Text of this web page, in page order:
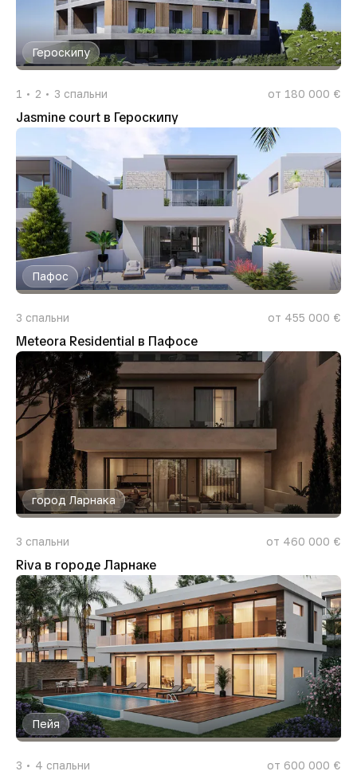
Героскипу
1 2 3 спальни от 180 000 €
Jasmine court в Героскипу
Пафос
3 спальни от 455 000 €
Meteora Residential в Пафосе
город Ларнака
3 спальни от 460 000 €
Riva в городе Ларнаке
Пейя
3 4 спальни от 600 000 €